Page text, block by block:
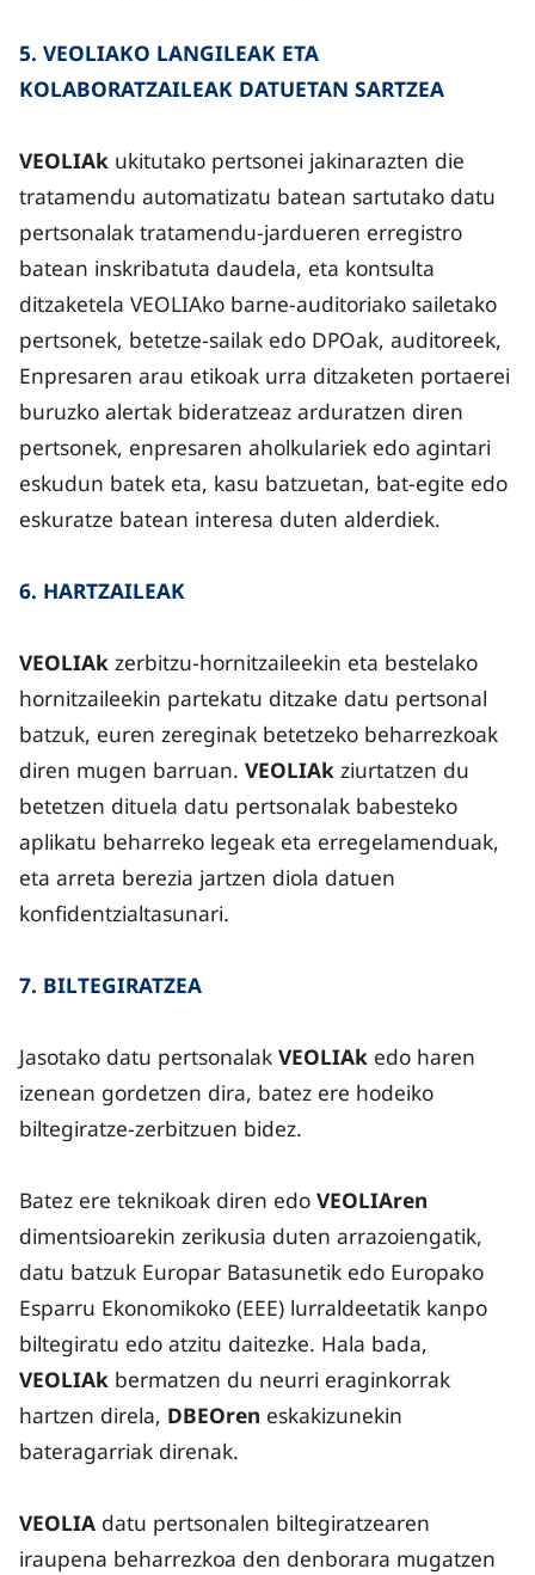
5. VEOLIAKO LANGILEAK ETA
KOLABORATZAILEAK DATUETAN SARTZEA
VEOLIAk ukitutako pertsonei jakinarazten die
tratamendu automatizatu batean sartutako datu
pertsonalak tratamendu-jardueren erregistro
batean inskribatuta daudela, eta kontsulta
ditzaketela VEOLIAko barne-auditoriako sailetako
pertsonek, betetze-sailak edo DPOak, auditoreek,
Enpresaren arau etikoak urra ditzaketen portaerei
buruzko alertak bideratzeaz arduratzen diren
pertsonek, enpresaren aholkulariek edo agintari
eskudun batek eta, kasu batzuetan, bat-egite edo
eskuratze batean interesa duten alderdiek.
6. HARTZAILEAK
VEOLIAk zerbitzu-hornitzaileekin eta bestelako
hornitzaileekin partekatu ditzake datu pertsonal
batzuk, euren zereginak betetzeko beharrezkoak
diren mugen barruan. VEOLIAk ziurtatzen du
betetzen dituela datu pertsonalak babesteko
aplikatu beharreko legeak eta erregelamenduak,
eta arreta berezia jartzen diola datuen
konfidentzialtasunari.
7. BILTEGIRATZEA
Jasotako datu pertsonalak VEOLIAk edo haren
izenean gordetzen dira, batez ere hodeiko
biltegiratze-zerbitzuen bidez.
Batez ere teknikoak diren edo VEOLIAren
dimentsioarekin zerikusia duten arrazoiengatik,
datu batzuk Europar Batasunetik edo Europako
Esparru Ekonomikoko (EEE) lurraldeetatik kanpo
biltegiratu edo atzitu daitezke. Hala bada,
VEOLIAk bermatzen du neurri eraginkorrak
hartzen direla, DBEOren eskakizunekin
bateragarriak direnak.
VEOLIA datu pertsonalen biltegiratzearen
iraupena beharrezkoa den denborara mugatzen